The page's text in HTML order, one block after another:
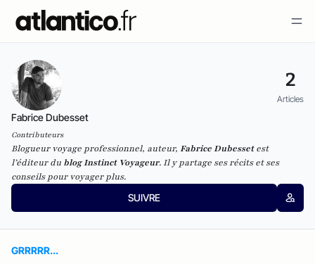
2
Articles
Fabrice Dubesset
Contributeurs
Blogueur voyage professionnel, auteur, Fabrice Dubessetest
l’éditeur du blog Instinct Voyageur. Il y partage ses récits et ses
conseils pour voyager plus.
SUIVRE
GRRRRR...